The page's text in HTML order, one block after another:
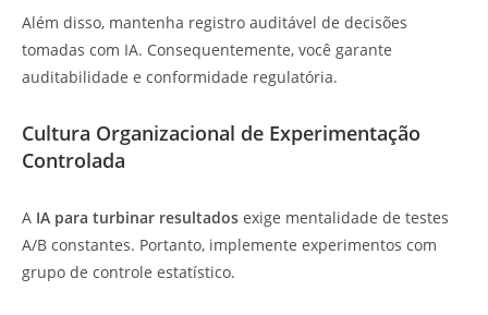
Além disso, mantenha registro auditável de decisões
tomadas com IA. Consequentemente, você garante
auditabilidade e conformidade regulatória.
Cultura Organizacional de Experimentação
Controlada
A IA para turbinar resultados exige mentalidade de testes
A/B constantes. Portanto, implemente experimentos com
grupo de controle estatístico.